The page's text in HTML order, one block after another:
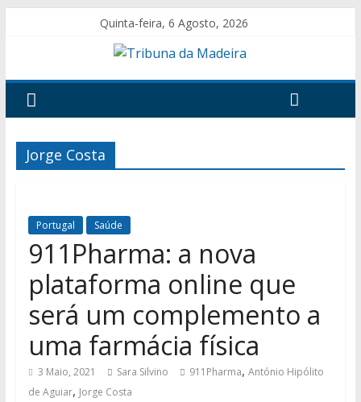
Quinta-feira, 6 Agosto, 2026
Jorge Costa
Portugal Saúde
911Pharma: a nova
plataforma online que
será um complemento a
uma farmácia física
3 Maio, 2021 Sara Silvino 911Pharma, António Hipólito
de Aguiar, Jorge Costa